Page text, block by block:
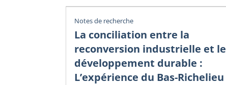
Notes de recherche
La conciliation entre la
reconversion industrielle et le
développement durable :
L’expérience du Bas-Richelieu